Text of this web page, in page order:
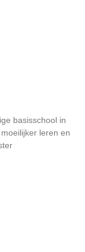
basisschool in
leren en